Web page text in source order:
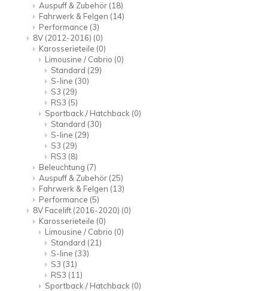
Auspuff & Zubehör (18)
Fahrwerk & Felgen (14)
Performance (3)
8V (2012-2016) (0)
Karosserieteile (0)
Limousine / Cabrio (0)
Standard (29)
S-line (30)
S3 (29)
RS3 (5)
Sportback / Hatchback (0)
Standard (30)
S-line (29)
S3 (29)
RS3 (8)
Beleuchtung (7)
Auspuff & Zubehör (25)
Fahrwerk & Felgen (13)
Performance (5)
8V Facelift (2016-2020) (0)
Karosserieteile (0)
Limousine / Cabrio (0)
Standard (21)
S-line (33)
S3 (31)
RS3 (11)
Sportback / Hatchback (0)